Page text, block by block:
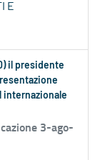
E
il presidente
internazionale
3-ago-